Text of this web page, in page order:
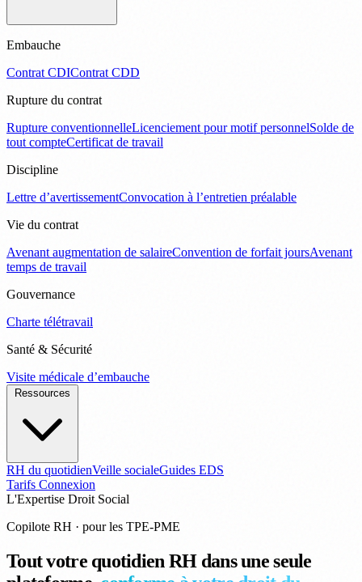
Embauche
Contrat CDIContrat CDD
Rupture du contrat
Rupture conventionnelleLicenciement pour motif personnelSolde de
tout compteCertificat de travail
Discipline
Lettre d’avertissementConvocation à l’entretien préalable
Vie du contrat
Avenant augmentation de salaireConvention de forfait joursAvenant
temps de travail
Gouvernance
Charte télétravail
Santé & Sécurité
Visite médicale d’embauche
RH du quotidienVeille socialeGuides EDS
Tarifs Connexion
L'Expertise Droit Social
Copilote RH · pour les TPE-PME
Tout votre quotidien RH dans une seule